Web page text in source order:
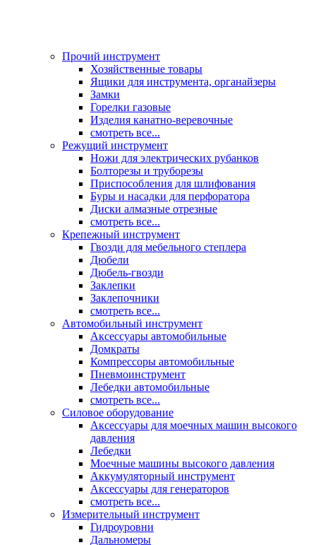
Прочий инструмент
Хозяйственные товары
Ящики для инструмента, органайзеры
Замки
Горелки газовые
Изделия канатно-веревочные
смотреть все...
Режущий инструмент
Ножи для электрических рубанков
Болторезы и труборезы
Приспособления для шлифования
Буры и насадки для перфоратора
Диски алмазные отрезные
смотреть все...
Крепежный инструмент
Гвозди для мебельного степлера
Дюбели
Дюбель-гвозди
Заклепки
Заклепочники
смотреть все...
Автомобильный инструмент
Аксессуары автомобильные
Домкраты
Компрессоры автомобильные
Пневмоинструмент
Лебедки автомобильные
смотреть все...
Силовое оборудование
Аксессуары для моечных машин высокого
давления
Лебедки
Моечные машины высокого давления
Аккумуляторный инструмент
Аксессуары для генераторов
смотреть все...
Измерительный инструмент
Гидроуровни
Дальномеры